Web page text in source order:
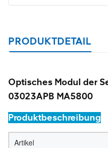
PRODUKTDETAIL
Optisches Modul der
03023APB MA5800
Produktbeschreibung
Artikel